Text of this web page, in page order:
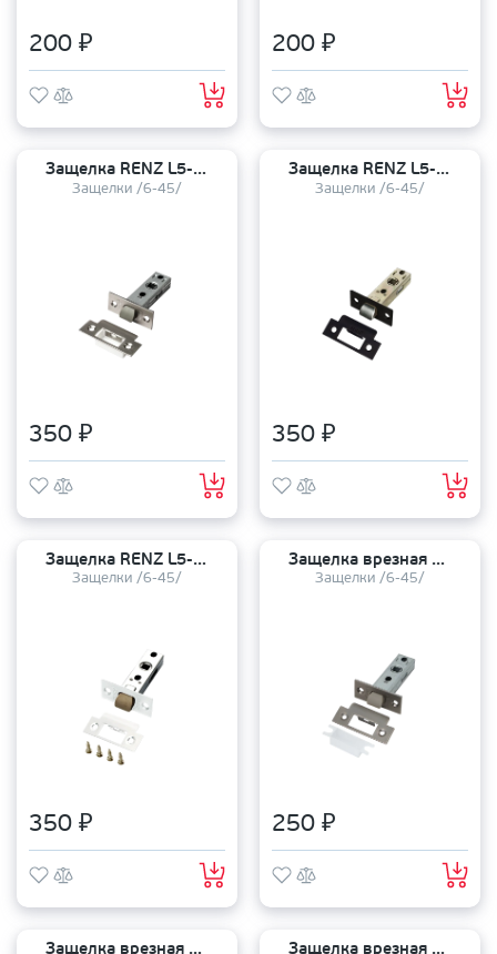
200 ₽ 200 ₽
Защелка RENZ L5-45 plastic MSN
Защелки /6-45/
350 ₽
Защелка RENZ L5-45 plastic Black
Защелки /6-45/
350 ₽
Защелка RENZ L5-45 plastic White
Защелки /6-45/
350 ₽
Защелка врезная TANDOOR TDL 6-45 plastic GRF
Защелки /6-45/
250 ₽
Защелка врезная TANDOOR TDL 6-45 plastic CP Защелка врезная TANDOOR TDL 6-45 plastic SN